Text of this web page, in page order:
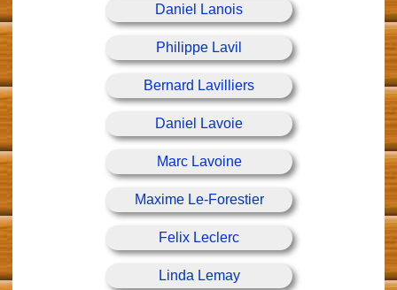
Daniel Lanois
Philippe Lavil
Bernard Lavilliers
Daniel Lavoie
Marc Lavoine
Maxime Le-Forestier
Felix Leclerc
Linda Lemay